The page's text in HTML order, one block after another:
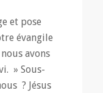
et pose
évangile
avons
» Sous-
? Jésus